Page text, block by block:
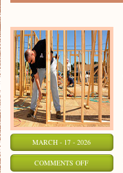
MARCH - 17 - 2026
COMMENTS OFFON